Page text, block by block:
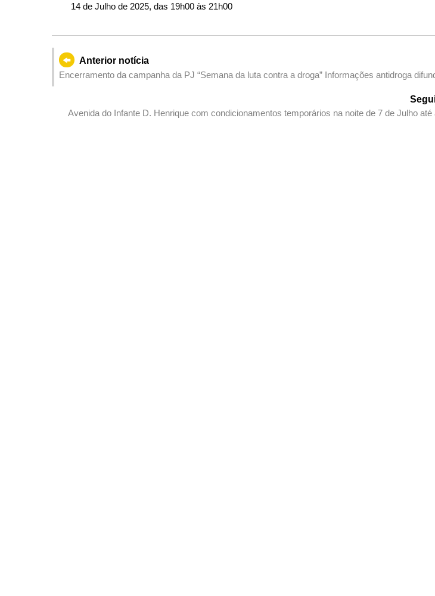
14 de Julho de 2025, das 19h00 às 21h00
Anterior notícia
Encerramento da campanha da PJ “Semana da luta contra a droga” Informações antidroga
Avenida do Infante D. Henrique com condicionamentos temporários na noite de 7 de Julho